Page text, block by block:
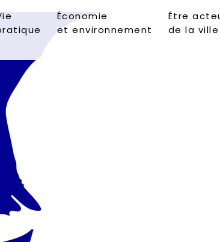
Économie
et environnement
Être
de la ville